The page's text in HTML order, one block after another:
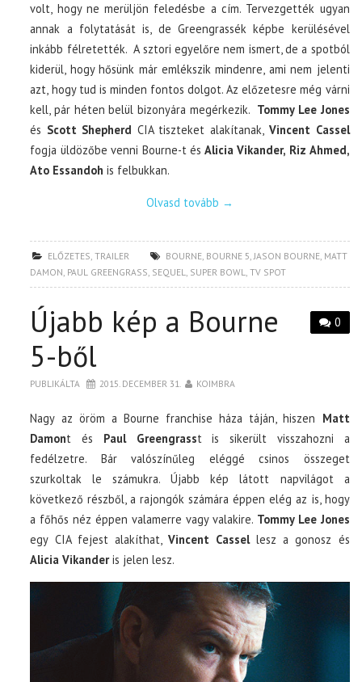
volt, hogy ne merüljön feledésbe a cím. Tervezgették ugyan
annak a folytatását is, de Greengrassék képbe kerülésével
inkább félretették. A sztori egyelőre nem ismert, de a spotból
kiderül, hogy hősünk már emlékszik mindenre, ami nem jelenti
azt, hogy tud is minden fontos dolgot. Az előzetesre még várni
kell, pár héten belül bizonyára megérkezik. Tommy Lee Jones
és Scott Shepherd CIA tiszteket alakítanak,Vincent Cassel
fogja üldözőbe venni Bourne-t és Alicia Vikander, Riz Ahmed,
Ato Essandoh is felbukkan.
Olvasd tovább →
ELŐZETES,TRAILER BOURNE, BOURNE 5,JASON BOURNE, MATT
DAMON, PAUL GREENGRASS, SEQUEL, SUPER BOWL,TV SPOT
0
Újabb kép a Bourne
5-ből
PUBLIKÁLTA 2015. DECEMBER 31. KOIMBRA
Nagy az öröm a Bourne franchise háza táján, hiszen Matt
Damont és Paul Greengrasst is sikerült visszahozni a
fedélzetre. Bár valószínűleg eléggé csinos összeget
szurkoltak le számukra. Újabb kép látott napvilágot a
következő részből, a rajongók számára éppen elég az is, hogy
a főhős néz éppen valamerre vagy valakire. Tommy Lee Jones
egy CIA fejest alakíthat, Vincent Cassellesz a gonosz és
Alicia Vikanderis jelen lesz.